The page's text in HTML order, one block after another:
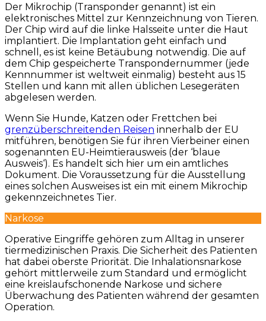
Der Mikrochip (Transponder genannt) ist ein
elektronisches Mittel zur Kennzeichnung von Tieren.
Der Chip wird auf die linke Halsseite unter die Haut
implantiert. Die Implantation geht einfach und
schnell, es ist keine Betäubung notwendig. Die auf
dem Chip gespeicherte Transpondernummer (jede
Kennnummer ist weltweit einmalig) besteht aus 15
Stellen und kann mit allen üblichen Lesegeräten
abgelesen werden.
Wenn Sie Hunde, Katzen oder Frettchen bei
grenzüberschreitenden Reisen innerhalb der EU
mitführen, benötigen Sie für ihren Vierbeiner einen
sogenannten EU-Heimtierausweis (der ‘blaue
Ausweis‘). Es handelt sich hier um ein amtliches
Dokument. Die Voraussetzung für die Ausstellung
eines solchen Ausweises ist ein mit einem Mikrochip
gekennzeichnetes Tier.
Narkose
Operative Eingriffe gehören zum Alltag in unserer
tiermedizinischen Praxis. Die Sicherheit des Patienten
hat dabei oberste Priorität. Die Inhalationsnarkose
gehört mittlerweile zum Standard und ermöglicht
eine kreislaufschonende Narkose und sichere
Überwachung des Patienten während der gesamten
Operation.